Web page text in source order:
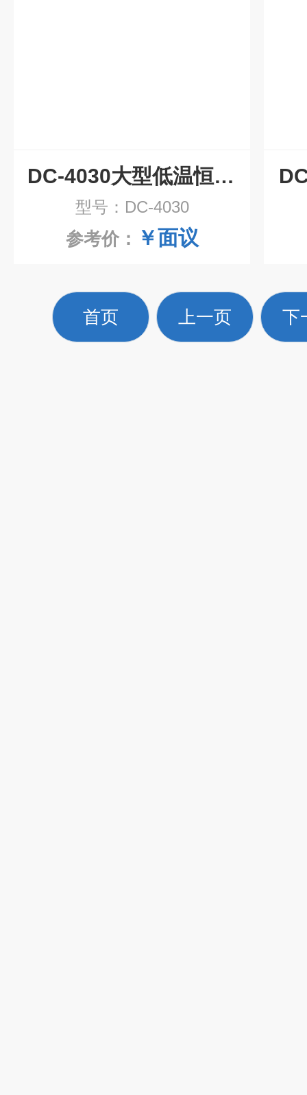
DC-4030大型低温恒温槽
型号：DC-4030
参考价： ￥面议
首页 上一页 下